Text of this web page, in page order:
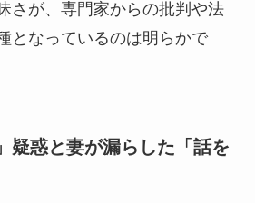
さが、専門家からの批判や法
となっているのは明らかで
疑惑と妻が漏らした「話を